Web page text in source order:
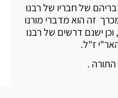
של חבריו של רבנו
זה הוא מדברי מורנו
ישנם דרשים של רבנו
ז"ל.
.